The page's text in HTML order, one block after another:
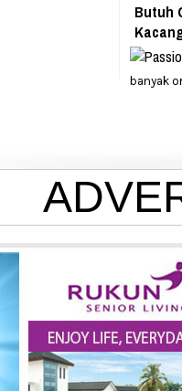
Butuh
banyak